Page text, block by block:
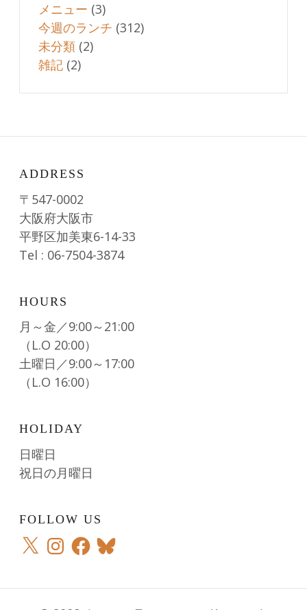
メニュー (3)
今週のランチ (312)
未分類 (2)
雑記 (2)
ADDRESS
〒547-0002
大阪府大阪市
平野区加美東6-14-33
Tel : 06-7504-3874
HOURS
月～金／9:00～21:00
（L.O 20:00）
土曜日／9:00～17:00
（L.O 16:00）
HOLIDAY
日曜日
祝日の月曜日
FOLLOW US
X Instagram
Facebook
Bluesky